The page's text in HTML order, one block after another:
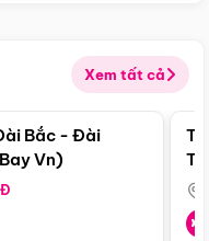
Xem tất cả
Điểm nổi bật
Bắc - Đài
Vn)